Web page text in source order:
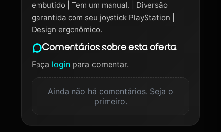
embutido | Tem um manual. | Diversão
garantida com seu joystick PlayStation |
Design ergonômico.
Comentários sobre esta oferta
Faça loginpara comentar.
Ainda não há comentários. Seja o
primeiro.